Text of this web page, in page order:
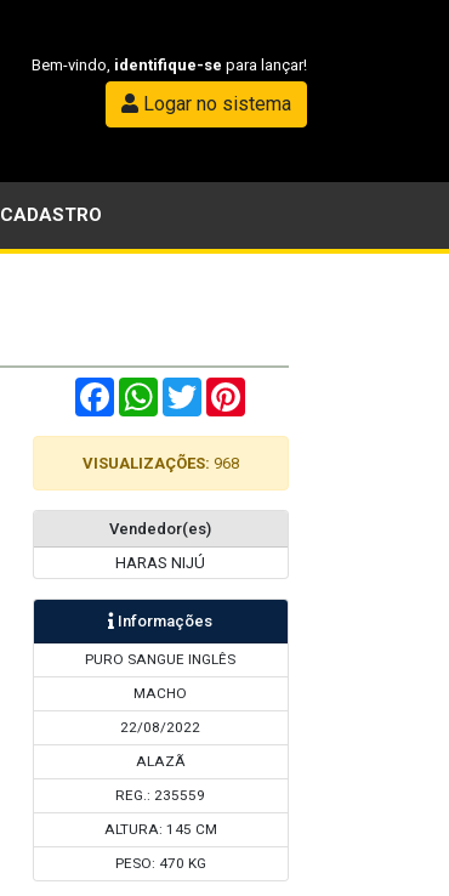
Bem-vindo, identifique-se para lançar!
Logar no sistema
CADASTRO
FacebookWhatsApp
Twitter
VISUALIZAÇÕES: 968
Vendedor(es)
HARAS NIJÚ
Informações
PURO SANGUE INGLÊS
MACHO
22/08/2022
ALAZÃ
REG.: 235559
ALTURA: 145 CM
PESO: 470 KG